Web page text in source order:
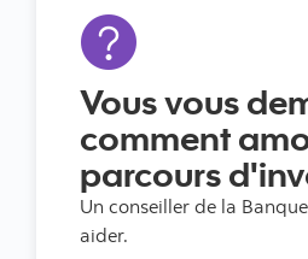
Vous vous
comment
parcours
Un conseiller de la
aider.